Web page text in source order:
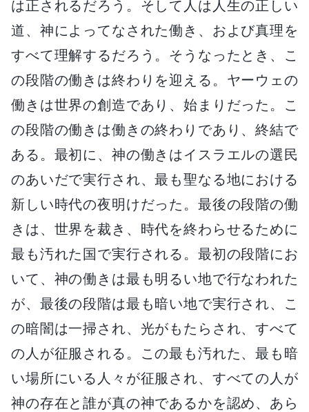
は正されるだろう。そして人は人生の正しい
道、神によってなされた働き、および真理を
すべて理解するだろう。そうなったとき、こ
の段階の働きは終わりを迎える。ヤーウェの
働きは世界の創造であり、始まりだった。こ
の段階の働きは働きの終わりであり、終結で
ある。最初に、神の働きはイスラエルの選民
のあいだで実行され、最も聖なる地における
新しい時代の夜明けだった。最後の段階の働
きは、世界を裁き、時代を終わらせるために
最も汚れた国で実行される。最初の段階にお
いて、神の働きは最も明るい地で行なわれた
が、最後の段階は最も暗い地で実行され、こ
の暗闇は一掃され、光がもたらされ、すべて
の人が征服される。この最も汚れた、最も暗
い場所にいる人々が征服され、すべての人が
神の存在と誰が真の神であるかを認め、あら